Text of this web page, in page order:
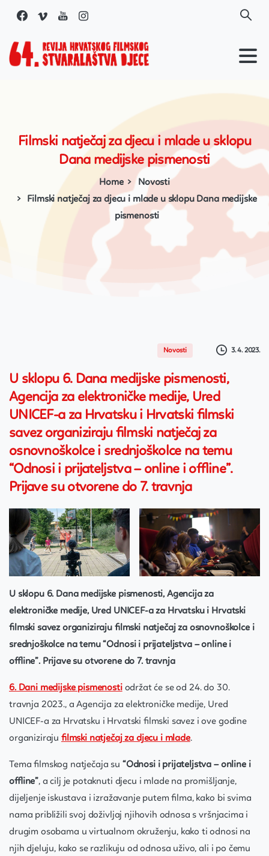
content
Filmski natječaj za djecu i mlade u sklopu
Dana medijske pismenosti
Home
Novosti
Filmski natječaj za djecu i mlade u sklopu Dana medijske
pismenosti
Novosti 3. 4. 2023.
U sklopu 6. Dana medijske pismenosti,
Agencija za elektroničke medije, Ured
UNICEF-a za Hrvatsku i Hrvatski filmski
savez organiziraju filmski natječaj za
osnovnoškolce i srednjoškolce na temu
“Odnosi i prijateljstva – online i offline”.
Prijave su otvorene do 7. travnja
U sklopu 6. Dana medijske pismenosti, Agencija za
elektroničke medije, Ured UNICEF-a za Hrvatsku i Hrvatski
filmski savez organiziraju filmski natječaj za osnovnoškolce i
srednjoškolce na temu “Odnosi i prijateljstva – online i
offline”. Prijave su otvorene do 7. travnja
6. Dani medijske pismenostiodržat će se od 24. do 30.
travnja 2023., a Agencija za elektroničke medije, Ured
UNICEF-a za Hrvatsku i Hrvatski filmski savez i ove godine
organiziraju filmski natječaj za djecu i mlade.
Tema filmskog natječaja su “Odnosi i prijateljstva – online i
offline”, a cilj je potaknuti djecu i mlade na promišljanje,
dijeljenje iskustava i izražavanje putem filma, kako bi svima
nama približili svoj doživljaj njihovih odnosa s vršnjacima i
drugim osobama u virtualnom okruženju, kako ti odnosi na
njih djeluju, kako se razlikuju od odnosa uživo, ali i po čemu